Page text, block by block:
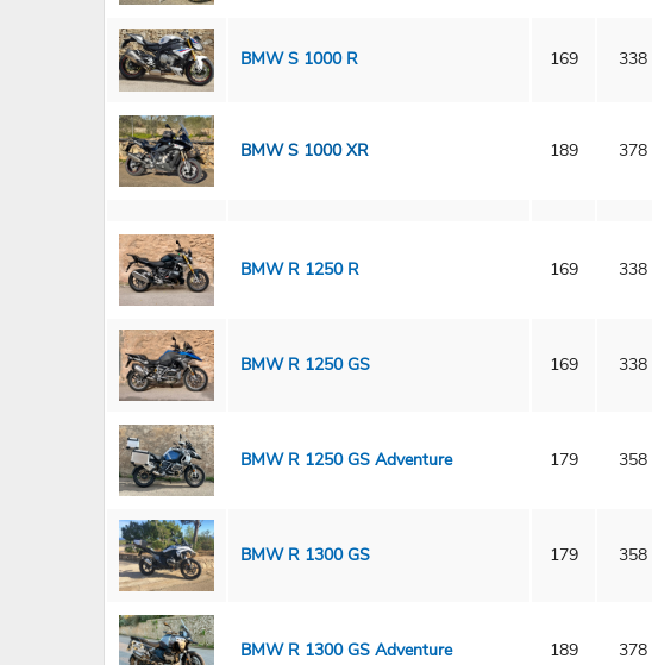
BMW S 1000 R 169 338
BMW S 1000 XR 189 378
BMW R 1250 R 169 338
BMW R 1250 GS 169 338
BMW R 1250 GS Adventure 179 358
BMW R 1300 GS 179 358
BMW R 1300 GS Adventure 189 378